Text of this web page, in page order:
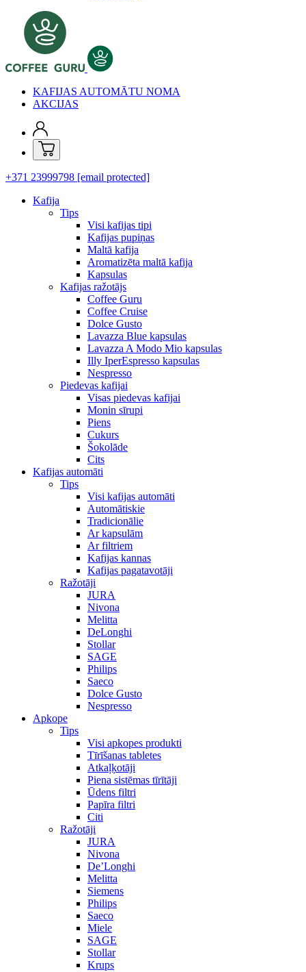
KAFIJAS AUTOMĀTU NOMA
AKCIJAS
+371 23999798 [email protected]
Kafija
Tips
Visi kafijas tipi
Kafijas pupiņas
Maltā kafija
Aromatizēta maltā kafija
Kapsulas
Kafijas ražotājs
Coffee Guru
Coffee Cruise
Dolce Gusto
Lavazza Blue kapsulas
Lavazza A Modo Mio kapsulas
Illy IperEspresso kapsulas
Nespresso
Piedevas kafijai
Visas piedevas kafijai
Monin sīrupi
Piens
Cukurs
Šokolāde
Cits
Kafijas automāti
Tips
Visi kafijas automāti
Automātiskie
Tradicionālie
Ar kapsulām
Ar filtriem
Kafijas kannas
Kafijas pagatavotāji
Ražotāji
JURA
Nivona
Melitta
DeLonghi
Stollar
SAGE
Philips
Saeco
Dolce Gusto
Nespresso
Apkope
Tips
Visi apkopes produkti
Tīrīšanas tabletes
Atkaļķotāji
Piena sistēmas tīrītāji
Ūdens filtri
Papīra filtri
Citi
Ražotāji
JURA
Nivona
De’Longhi
Melitta
Siemens
Philips
Saeco
Miele
SAGE
Stollar
Krups